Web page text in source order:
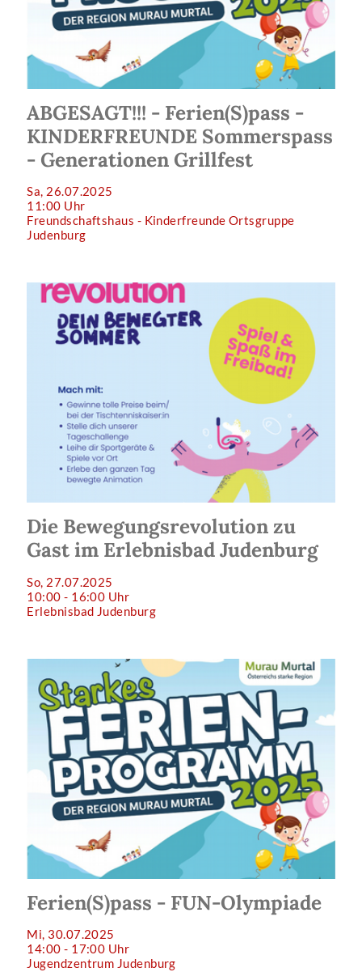
ABGESAGT!!! - Ferien(S)pass -
KINDERFREUNDE Sommerspass
- Generationen Grillfest
Sa, 26.07.2025
11:00 Uhr
Freundschaftshaus - Kinderfreunde Ortsgruppe
Judenburg
Die Bewegungsrevolution zu
Gast im Erlebnisbad Judenburg
So, 27.07.2025
10:00 - 16:00 Uhr
Erlebnisbad Judenburg
Ferien(S)pass - FUN-Olympiade
Mi, 30.07.2025
14:00 - 17:00 Uhr
Jugendzentrum Judenburg